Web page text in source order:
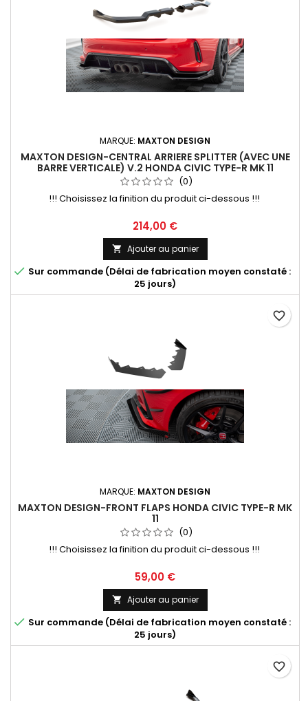
MARQUE: MAXTON DESIGN
MAXTON DESIGN-CENTRAL ARRIERE SPLITTER (AVEC UNE
BARRE VERTICALE) V.2 HONDA CIVIC TYPE-R MK 11
(0)
!!! Choisissez la finition du produit ci-dessous !!!
Prix
214,00 €
 Ajouter au panier
 Sur commande (Délai de fabrication moyen constaté :
25 jours)
MARQUE: MAXTON DESIGN
MAXTON DESIGN-FRONT FLAPS HONDA CIVIC TYPE-R MK
11
(0)
!!! Choisissez la finition du produit ci-dessous !!!
Prix
59,00 €
 Ajouter au panier
 Sur commande (Délai de fabrication moyen constaté :
25 jours)
favorite_border
favorite_border